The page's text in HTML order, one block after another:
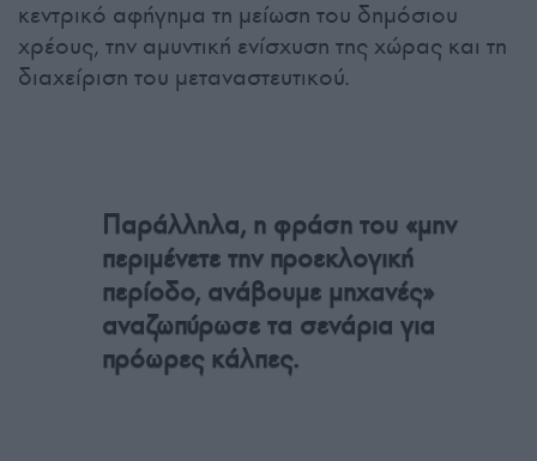
κεντρικό αφήγημα τη μείωση του δημόσιου
χρέους, την αμυντική ενίσχυση της χώρας και τη
διαχείριση του μεταναστευτικού.
Παράλληλα, η φράση του «μην
περιμένετε την προεκλογική
περίοδο, ανάβουμε μηχανές»
αναζωπύρωσε τα σενάρια για
πρόωρες κάλπες.